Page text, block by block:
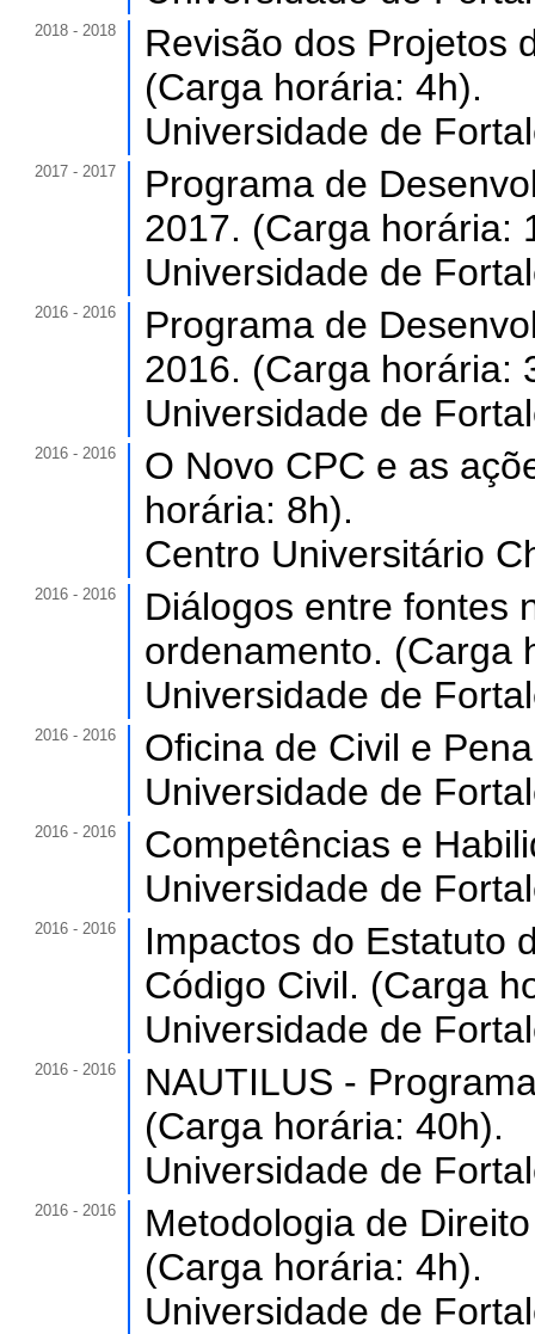
2018 - 2018
Revisão dos Projetos
(Carga horária: 4h).
Universidade de
2017 - 2017
Programa de
2017. (Carga horária:
Universidade de
2016 - 2016
Programa de
2016. (Carga horária:
Universidade de
2016 - 2016
O Novo CPC e as
horária: 8h).
Centro Universitário
2016 - 2016
Diálogos entre fontes
ordenamento. (Carga
Universidade de
2016 - 2016
Oficina de Civil e
Universidade de
2016 - 2016
Competências e
Universidade de
2016 - 2016
Impactos do Estatuto
Código Civil. (Carga
Universidade de
2016 - 2016
NAUTILUS -
(Carga horária: 40h).
Universidade de
2016 - 2016
Metodologia de
(Carga horária: 4h).
Universidade de